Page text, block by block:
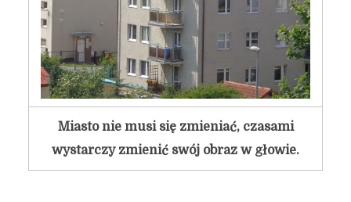
Miasto nie musi się zmieniać, czasami
wystarczy zmienić swój obraz w głowie.